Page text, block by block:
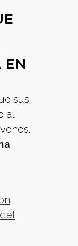
EN
sus
al